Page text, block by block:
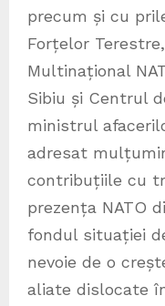
precum și cu
Forțelor
Multinațional
Sibiu și Centrul
ministrul
adresat
contribuțiile cu
prezența NATO
fondul situației
nevoie de o
aliate dislocate